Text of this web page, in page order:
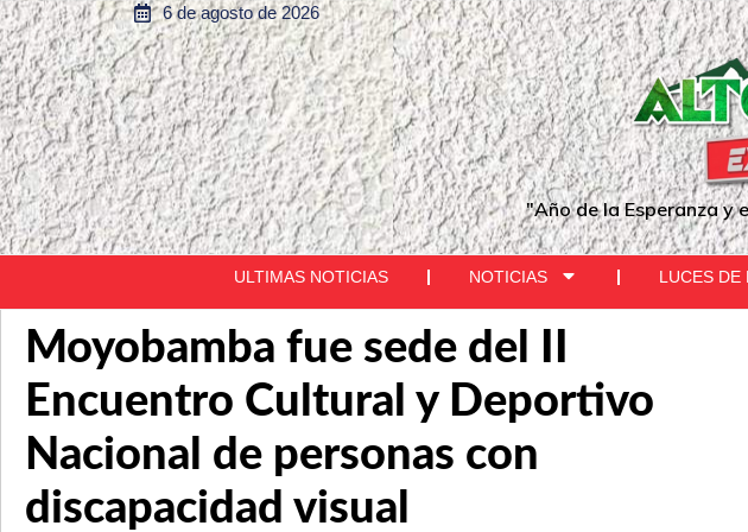
6 de agosto de 2026
"Año de la Esperanza y
ULTIMAS NOTICIAS NOTICIAS LUCES DE
Moyobamba fue sede del II
Encuentro Cultural y Deportivo
Nacional de personas con
discapacidad visual